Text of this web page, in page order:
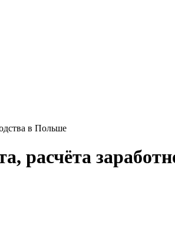
в Польше
расчёта